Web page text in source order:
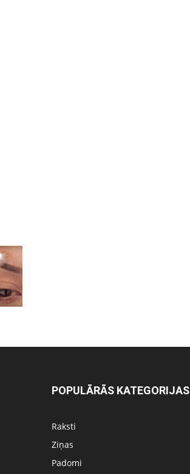
POPULĀRĀS KATEGORIJAS
Raksti
Ziņas
Padomi